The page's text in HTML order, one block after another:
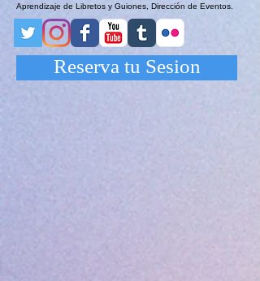
Aprendizaje de Libretos y Guiones, Dirección de Eventos.
Reserva tu Sesion